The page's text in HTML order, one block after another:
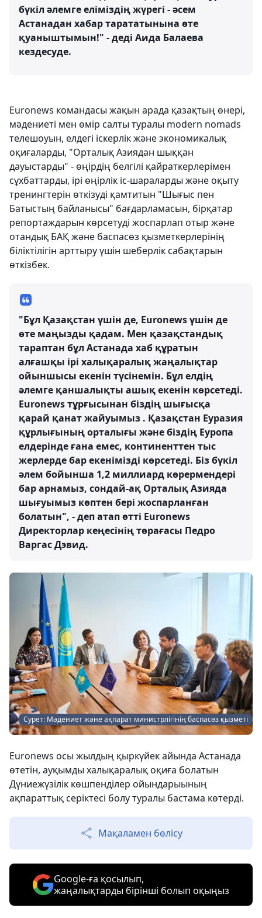
бүкіл әлемге еліміздің жүрегі - әсем
Астанадан хабар тарататынына өте
қуаныштымын!" - деді Аида Балаева
кездесуде.
Euronews командасы жақын арада қазақтың өнері,
мәдениеті мен өмір салты туралы modern nomads
телешоуын, елдегі іскерлік және экономикалық
оқиғаларды, "Орталық Азиядан шыққан
дауыстарды" - өңірдің белгілі қайраткерлерімен
сұхбаттарды, ірі өңірлік іс-шараларды және оқыту
тренингтерін өткізуді қамтитын "Шығыс пен
Батыстың байланысы" бағдарламасын, бірқатар
репортаждарын көрсетуді жоспарлап отыр және
отандық БАҚ және баспасөз қызметкерлерінің
біліктілігін арттыру үшін шеберлік сабақтарын
өткізбек.
"Бұл Қазақстан үшін де, Euronews үшін де
өте маңызды қадам. Мен қазақстандық
тараптан бұл Астанада хаб құратын
алғашқы ірі халықаралық жаңалықтар
ойыншысы екенін түсінемін. Бұл елдің
әлемге қаншалықты ашық екенін көрсетеді.
Euronews тұрғысынан біздің шығысқа
қарай қанат жайуымыз . Қазақстан Еуразия
құрлығының орталығы және біздің Еуропа
елдерінде ғана емес, континенттен тыс
жерлерде бар екенімізді көрсетеді. Біз бүкіл
әлем бойынша 1,2 миллиард көрермендері
бар арнамыз, сондай-ақ Орталық Азияда
шығуымыз көптен бері жоспарланған
болатын", - деп атап өтті Euronews
Директорлар кеңесінің төрағасы Педро
Варгас Дэвид.
Сурет: Мәдениет және ақпарат министрлігінің баспасөз қызметі
Euronews осы жылдың қыркүйек айында Астанада
өтетін, ауқымды халықаралық оқиға болатын
Дүниежүзілік көшпенділер ойындарыының
ақпараттық серіктесі болу туралы бастама көтерді.
Мақаламен бөлісу
Google-ға қосылып,
жаңалықтарды бірінші болып оқыңыз